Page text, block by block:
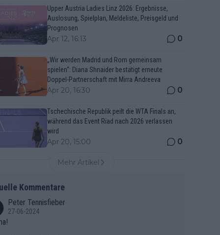
Upper Austria Ladies Linz 2026: Ergebnisse,
Auslosung, Spielplan, Meldeliste, Preisgeld und
Prognosen
Apr 12, 16:13 0
„Wir werden Madrid und Rom gemeinsam
spielen“: Diana Shnaider bestätigt erneute
Doppel-Partnerschaft mit Mirra Andreeva
Apr 20, 16:30 0
Tschechische Republik peilt die WTA Finals an,
während das Event Riad nach 2026 verlassen
wird
Apr 20, 15:00 0
Mehr Artikel
Kommentare
Peter Tennisfieber
27-06-2024